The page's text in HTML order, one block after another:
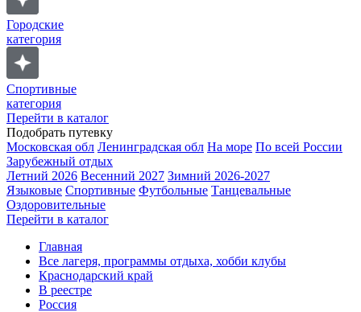
Городские
категория
Спортивные
категория
Перейти в каталог
Подобрать путевку
Московская обл Ленинградская обл На море По всей России
Зарубежный отдых
Летний 2026 Весенний 2027 Зимний 2026-2027
Языковые Спортивные Футбольные Танцевальные
Оздоровительные
Перейти в каталог
Главная
Все лагеря, программы отдыха, хобби клубы
Краснодарский край
В реестре
Россия